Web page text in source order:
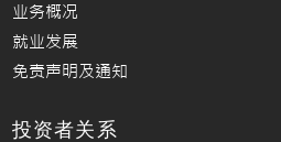
业务概况
就业发展
免责声明及通知
投资者关系